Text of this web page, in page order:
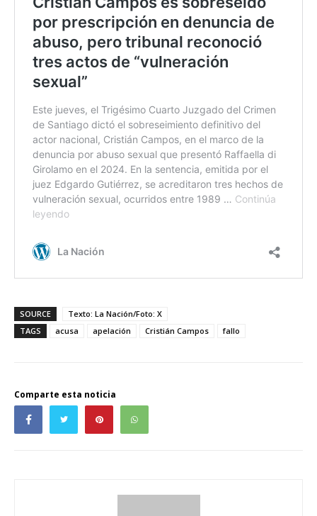
SOURCE
Texto: La Nación/Foto: X
TAGS
acusa apelación Cristián Campos fallo
Comparte esta noticia